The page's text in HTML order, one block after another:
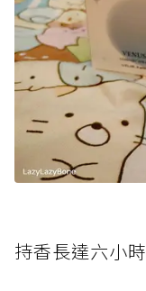
持香長達六小時